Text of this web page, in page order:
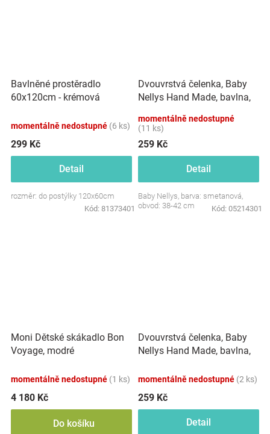
Bavlněné prostěradlo
60x120cm - krémová
momentálně nedostupné (6 ks)
299 Kč
Detail
rozměr: do postýlky 120x60cm
Kód: 81373401
Dvouvrstvá čelenka, Baby
Nellys Hand Made, bavlna,
80/98
momentálně nedostupné
(11 ks)
259 Kč
Detail
Baby Nellys, barva: smetanová,
obvod: 38-42 cm
Kód: 05214301
Moni Dětské skákadlo Bon
Voyage, modré
momentálně nedostupné (1 ks)
4 180 Kč
Do košíku
Dvouvrstvá čelenka, Baby
Nellys Hand Made, bavlna,
růžová, 80/98
momentálně nedostupné (2 ks)
259 Kč
Detail